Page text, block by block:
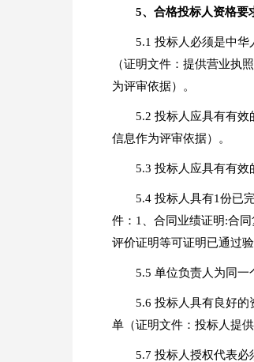
5、合格投标人资格要
5.1 投标人必须是中
（证明文件：提供营业执
为评审依据）。
5.2 投标人应具有有
信息作为评审依据）。
5.3 投标人应具有有效
5.4 投标人具有1份已
件：1、合同业绩证明:合
评价证明等可证明已通过
5.5 单位负责人为同一
5.6 投标人具有良好
单（证明文件：投标人提
5.7 投标人授权代表